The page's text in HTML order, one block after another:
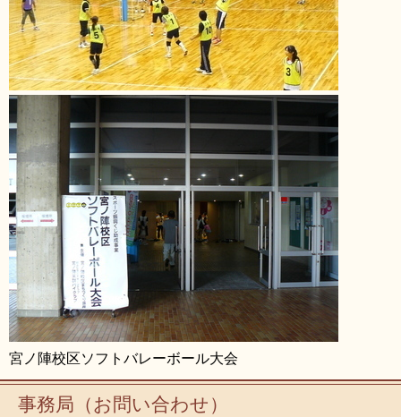
宮ノ陣校区ソフトバレーボール大会
事務局（お問い合わせ）